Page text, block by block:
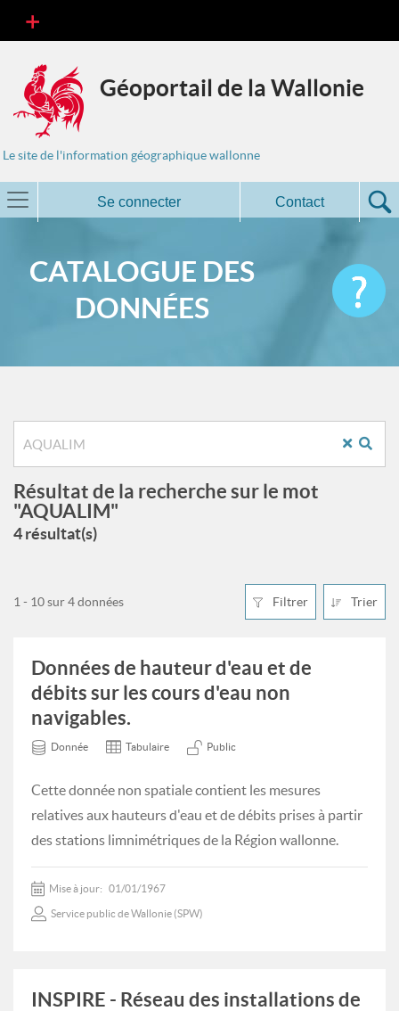
Géoportail de la Wallonie
Le site de l'information géographique wallonne
Se connecter Contact
CATALOGUE DES
DONNÉES
Résultat de la recherche sur le mot
"AQUALIM"
4 résultat(s)
Filtrer Trier
1 - 10 sur 4 données
Données de hauteur d'eau et de
débits sur les cours d'eau non
navigables.
Donnée Tabulaire Public
Cette donnée non spatiale contient les mesures
relatives aux hauteurs d'eau et de débits prises à partir
des stations limnimétriques de la Région wallonne.
Mise à jour: 01/01/1967
Service public de Wallonie (SPW)
INSPIRE - Réseau des installations de